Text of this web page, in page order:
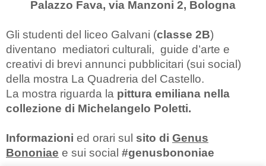
Palazzo Fava, via Manzoni 2, Bologna
Gli studenti del liceo Galvani (classe 2B)
diventano mediatori culturali, guide d’arte e
creativi di brevi annunci pubblicitari (sui social)
della mostra La Quadreria del Castello.
La mostra riguarda la pittura emiliana nella
collezione di Michelangelo Poletti.
Informazioni ed orari sul sito di Genus
Bononiae e sui social #genusbononiae